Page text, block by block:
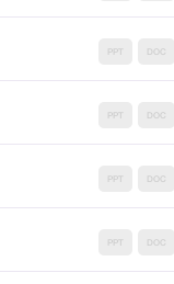
PPT DOC
PPT DOC
PPT DOC
PPT DOC